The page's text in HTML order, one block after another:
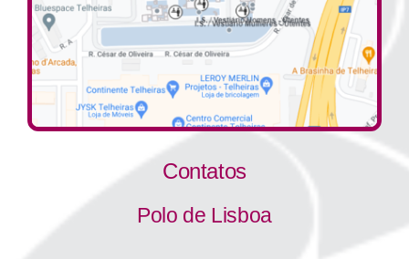
Contatos
Polo de Lisboa